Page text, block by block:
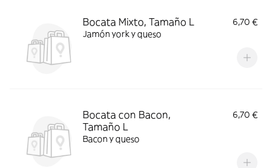
Bocata Mixto, Tamaño L
6,70 €
Jamón york y queso
Bocata con Bacon,
Tamaño L
6,70 €
Bacon y queso